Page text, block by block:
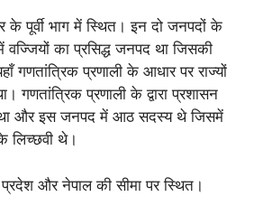
के पूर्वी भाग में स्थित। इन दो जनपदों के
वज्जियों का प्रसिद्ध जनपद था जिसकी
गणतांत्रिक प्रणाली के आधार पर राज्यों
गणतांत्रिक प्रणाली के द्वारा प्रशासन
था और इस जनपद में आठ सदस्य थे जिसमें
लिच्छवी थे।
प्रदेश और नेपाल की सीमा पर स्थित।